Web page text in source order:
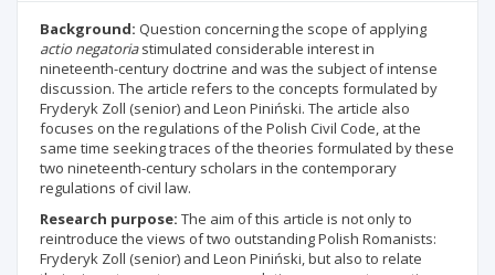
Background: Question concerning the scope of applying
actio negatoriastimulated considerable interest in
nineteenth-century doctrine and was the subject of intense
discussion. The article refers to the concepts formulated by
Fryderyk Zoll (senior) and Leon Piniński. The article also
focuses on the regulations of the Polish Civil Code, at the
same time seeking traces of the theories formulated by these
two nineteenth-century scholars in the contemporary
regulations of civil law.
Research purpose: The aim of this article is not only to
reintroduce the views of two outstanding Polish Romanists:
Fryderyk Zoll (senior) and Leon Piniński, but also to relate